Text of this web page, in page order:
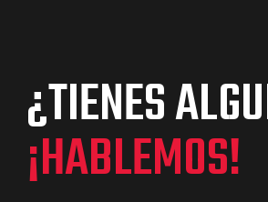
¿TIENES
¡HABLEMOS!